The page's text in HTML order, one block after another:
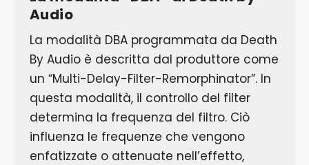
Audio
La modalità DBA programmata da Death
By Audio è descritta dal produttore come
un “Multi-Delay-Filter-Remorphinator”. In
questa modalità, il controllo del filter
determina la frequenza del filtro. Ciò
influenza le frequenze che vengono
enfatizzate o attenuate nell’effetto,